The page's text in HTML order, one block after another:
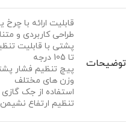
توضیحات
قابلیت ارائه با چرخ
طراحی کاربردی و
تا 105 درجه
پیچ تنظیم فشار
وزن های مختلف
تنظیم ارتفاع نشیمن